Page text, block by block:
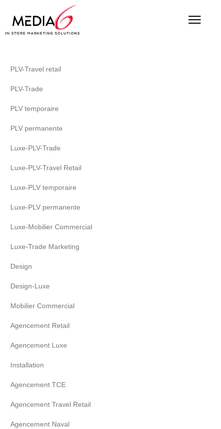
PLV-Travel retail
PLV-Trade
PLV temporaire
PLV permanente
Luxe-PLV-Trade
Luxe-PLV-Travel Retail
Luxe-PLV temporaire
Luxe-PLV permanente
Luxe-Mobilier Commercial
Luxe-Trade Marketing
Design
Design-Luxe
Mobilier Commercial
Agencement Retail
Agencement Luxe
Installation
Agencement TCE
Agencement Travel Retail
Agencement Naval